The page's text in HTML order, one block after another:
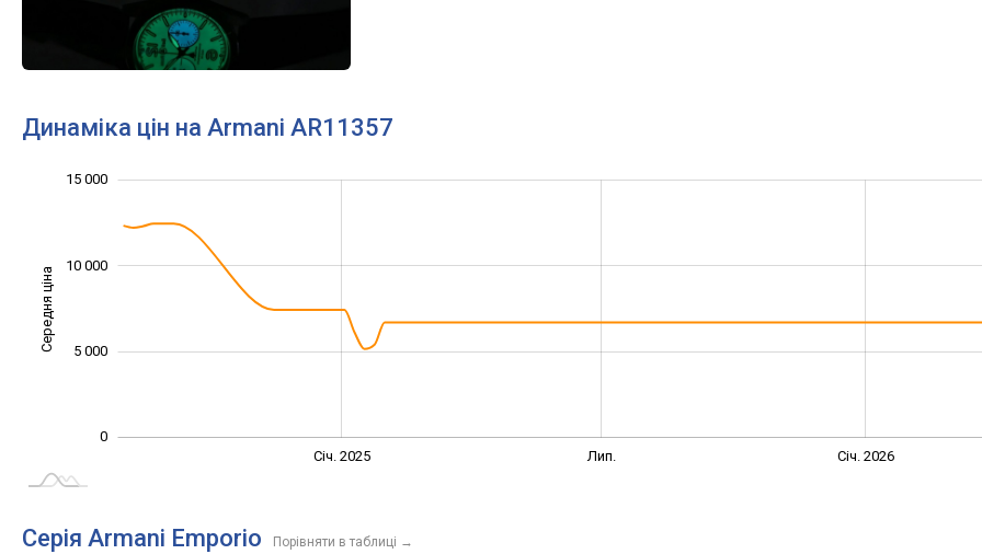
Динаміка цін на Armani AR11357
Середня ціна
0
15 000
10 000
5 000
Січ. 2025 Лип. Січ. 2026
Серія Armani Emporio Порівняти в таблиці →